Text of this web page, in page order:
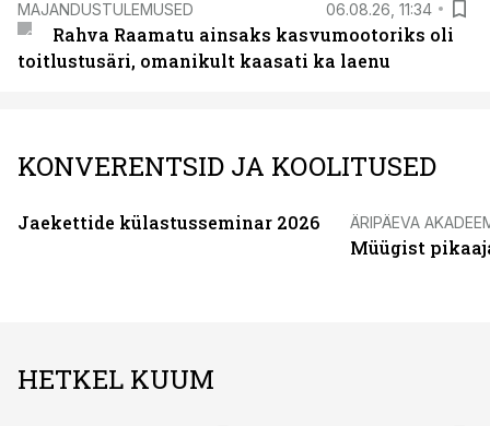
MAJANDUSTULEMUSED 06.08.26, 11:34
Rahva Raamatu ainsaks kasvumootoriks oli
toitlustusäri, omanikult kaasati ka laenu
KONVERENTSID JA KOOLITUSED
Jaekettide külastusseminar 2026 ÄRIPÄEVA
Müügist
HETKEL KUUM